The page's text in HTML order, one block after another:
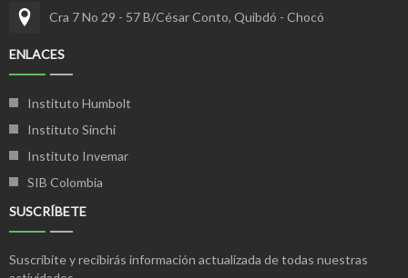
Cra 7 No 29 - 57 B/César Conto, Quibdó - Chocó
ENLACES
Instituto Humbolt
Instituto Sinchi
Instituto Invemar
SIB Colombia
SUSCRÍBETE
Suscríbite y recibirás información actualizada de todas nuestras